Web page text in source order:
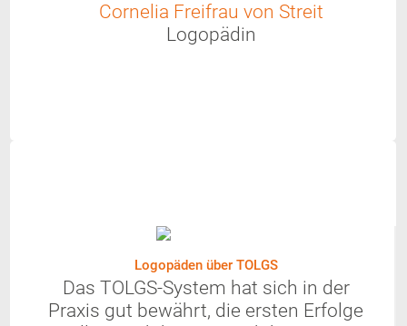
Cornelia Freifrau von Streit
Logopädin
Logopäden über TOLGS
Das TOLGS-System hat sich in der
Praxis gut bewährt, die ersten Erfolge